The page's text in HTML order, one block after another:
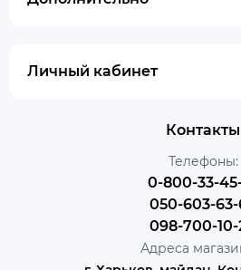
Личный кабинет
Контакты
Телефоны:
0-800-33-
050-603-
098-700-10-
Адреса